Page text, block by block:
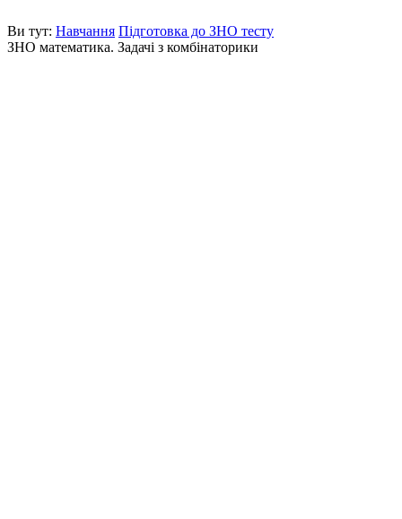
Ви тут: Навчання Підготовка до ЗНО тесту
ЗНО математика. Задачі з комбінаторики